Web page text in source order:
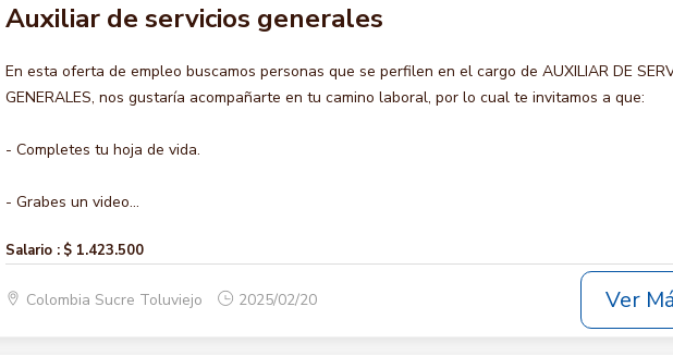
Auxiliar de servicios generales
En esta oferta de empleo buscamos personas que se perfilen en el cargo de AUXILIAR DE
GENERALES, nos gustaría acompañarte en tu camino laboral, por lo cual te invitamos a que:
- Completes tu hoja de vida.
- Grabes un video...
Salario : $ 1.423.500
Colombia Sucre Toluviejo 2025/02/20 Ver